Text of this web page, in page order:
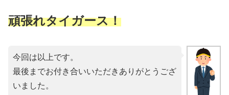
頑張れタイガース！
今回は以上です。
最後までお付き合いいただきありがとうござ
いました。